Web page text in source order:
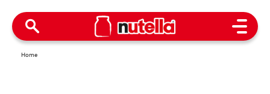
Open
Home